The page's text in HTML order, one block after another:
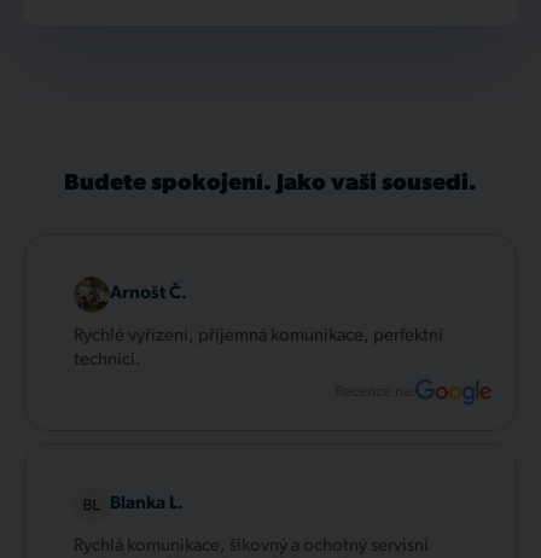
Budete spokojení. Jako vaši sousedi.
Arnošt Č.
Rychlé vyřízení, příjemná komunikace, perfektní
technici.
Recenze na:
Blanka L.
Rychlá komunikace, šikovný a ochotný servisní